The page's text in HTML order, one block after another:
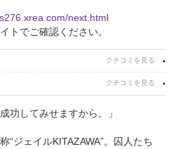
next.html
トでご確認ください。
功してみせますから。」
“ジェイルKITAZAWA”。囚人たち